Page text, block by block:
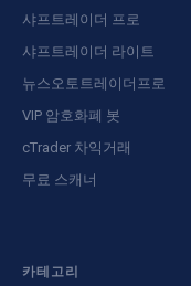
샤프트레이더 프로
샤프트레이더 라이트
뉴스오토트레이더프로
VIP 암호화폐 봇
cTrader 차익거래
무료 스캐너
카테고리